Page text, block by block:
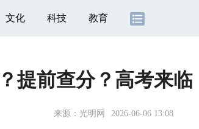
文化 科技 教育
提前查分？高考来
来源： 光明网 2026-06-06 13:08